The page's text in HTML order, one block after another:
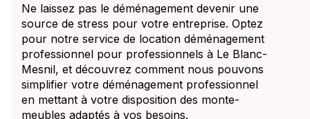
Ne laissez pas le déménagement devenir une
source de stress pour votre entreprise. Optez
pour notre service de location déménagement
professionnel pour professionnels à Le Blanc-
Mesnil, et découvrez comment nous pouvons
simplifier votre déménagement professionnel
en mettant à votre disposition des monte-
meubles adaptés à vos besoins.